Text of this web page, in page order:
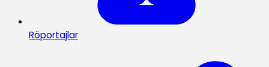
Röportajlar